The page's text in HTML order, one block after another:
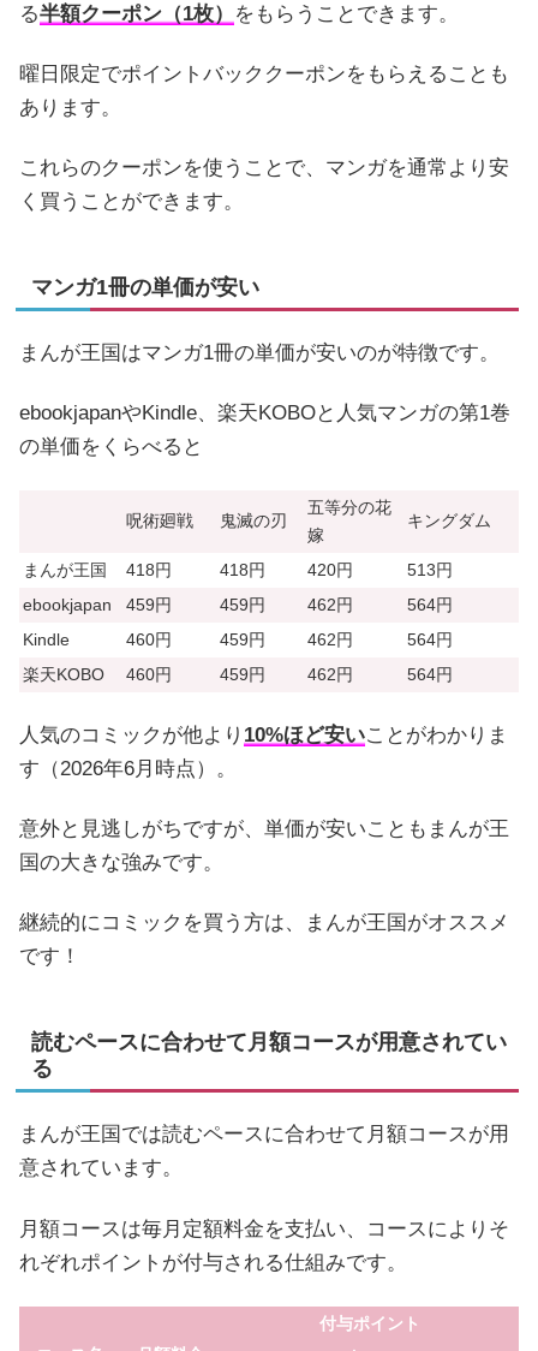
る半額クーポン（1枚） をもらうことできます。
曜日限定でポイントバッククーポンをもらえることも
あります。
これらのクーポンを使うことで、マンガを通常より安
く買うことができます。
マンガ1冊の単価が安い
まんが王国はマンガ1冊の単価が安いのが特徴です。
ebookjapanやKindle、楽天KOBOと人気マンガの第1巻
の単価をくらべると
呪術廻戦 鬼滅の刃
五等分の花
嫁
キングダム
まんが王国 418円 418円 420円
513円
ebookjapan
459円 459円 462円
564円
Kindle
460円 459円 462円
564円
楽天KOBO
460円 459円 462円 564円
人気のコミックが他より 10%ほど安いことがわかりま
す（2026年6月時点）。
意外と見逃しがちですが、単価が安いこともまんが王
国の大きな強みです。
継続的にコミックを買う方は、まんが王国がオススメ
です！
読むペースに合わせて月額コースが用意されてい
る
まんが王国では読むペースに合わせて月額コースが用
意されています。
月額コースは毎月定額料金を支払い、コースによりそ
れぞれポイントが付与される仕組みです。
付与ポイント